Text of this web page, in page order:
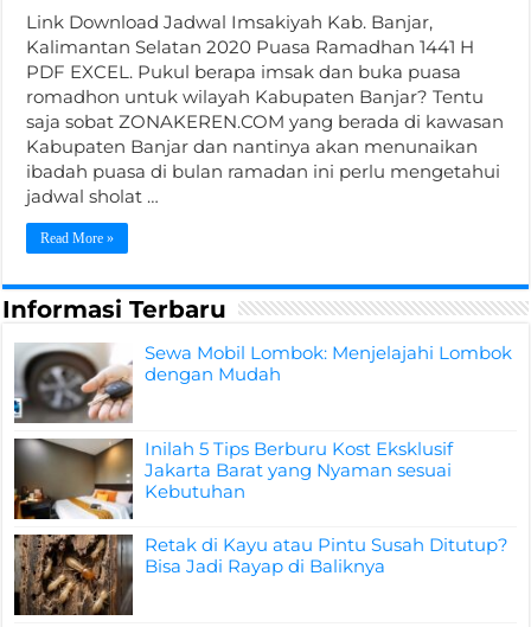
Link Download Jadwal Imsakiyah Kab. Banjar,
Kalimantan Selatan 2020 Puasa Ramadhan 1441 H
PDF EXCEL. Pukul berapa imsak dan buka puasa
romadhon untuk wilayah Kabupaten Banjar? Tentu
saja sobat ZONAKEREN.COM yang berada di kawasan
Kabupaten Banjar dan nantinya akan menunaikan
ibadah puasa di bulan ramadan ini perlu mengetahui
jadwal sholat …
Read More »
Informasi Terbaru
Sewa Mobil Lombok: Menjelajahi Lombok
dengan Mudah
Inilah 5 Tips Berburu Kost Eksklusif
Jakarta Barat yang Nyaman sesuai
Kebutuhan
Retak di Kayu atau Pintu Susah Ditutup?
Bisa Jadi Rayap di Baliknya